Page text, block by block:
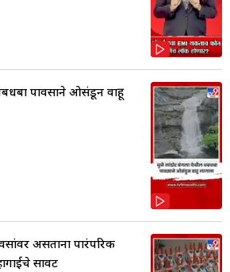
पावसाने ओसंडून वाहू
असताना पारंपरिक
सावट